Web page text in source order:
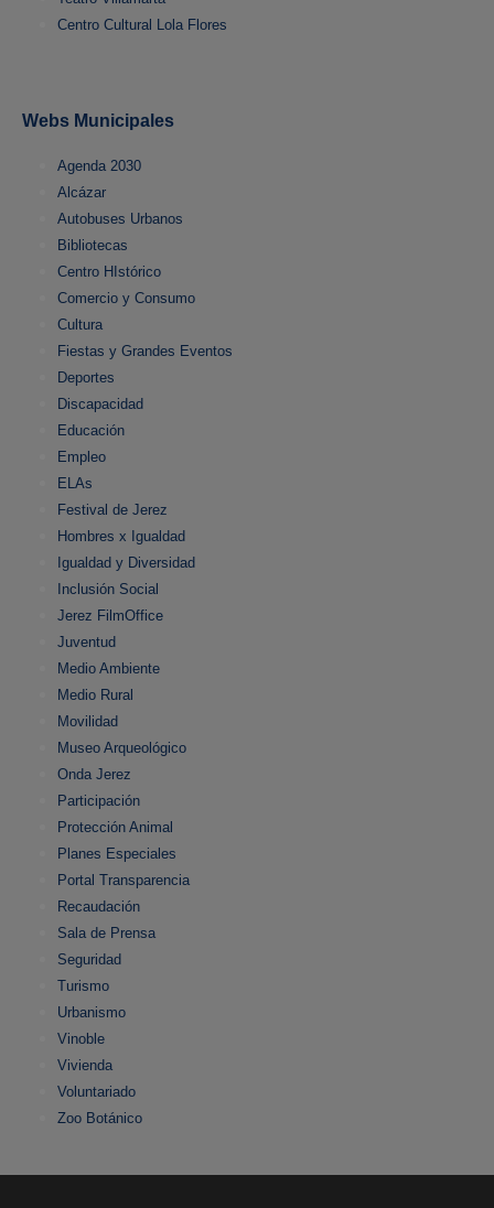
Centro Cultural Lola Flores
Webs Municipales
Agenda 2030
Alcázar
Autobuses Urbanos
Bibliotecas
Centro HIstórico
Comercio y Consumo
Cultura
Fiestas y Grandes Eventos
Deportes
Discapacidad
Educación
Empleo
ELAs
Festival de Jerez
Hombres x Igualdad
Igualdad y Diversidad
Inclusión Social
Jerez FilmOffice
Juventud
Medio Ambiente
Medio Rural
Movilidad
Museo Arqueológico
Onda Jerez
Participación
Protección Animal
Planes Especiales
Portal Transparencia
Recaudación
Sala de Prensa
Seguridad
Turismo
Urbanismo
Vinoble
Vivienda
Voluntariado
Zoo Botánico